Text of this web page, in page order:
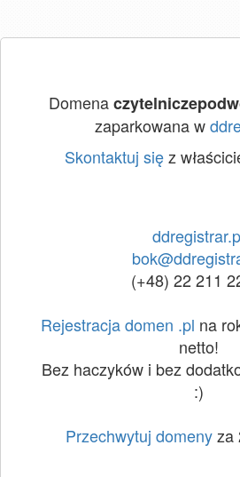
Domena
zaparkowana w
Skontaktuj sięz
(+48) 22 211
Rejestracja domen .pl na
netto!
Bez haczyków i bez
:)
Przechwytuj domenyza